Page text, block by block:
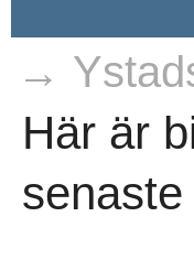
→
Här är